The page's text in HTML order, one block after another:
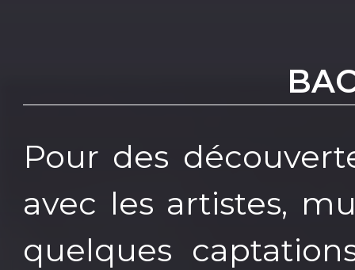
Pour des
avec les artistes,
quelques